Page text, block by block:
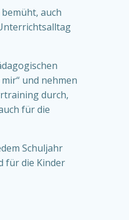
auch
und nehmen
durch,
für die
Schuljahr
für die Kinder